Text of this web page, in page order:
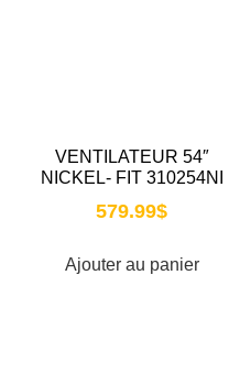
VENTILATEUR 54″
NICKEL- FIT 310254NI
579.99$
Ajouter au panier